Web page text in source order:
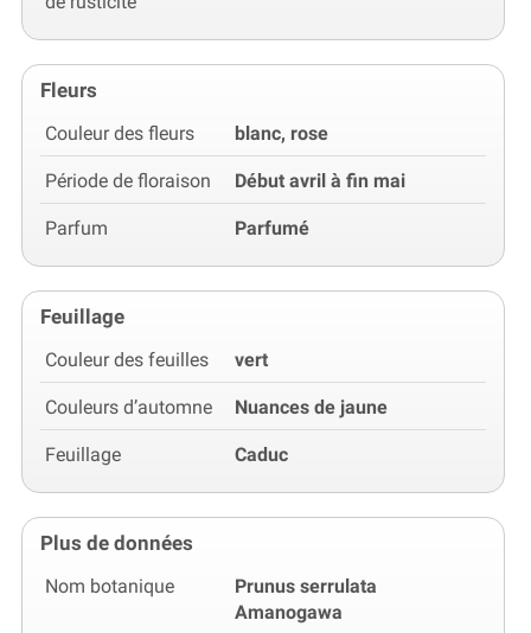
Fleurs
Couleur des fleurs blanc, rose
Période de floraison Début avril à fin mai
Parfum Parfumé
Feuillage
Couleur des feuilles vert
Couleurs d’automne Nuances de jaune
Feuillage Caduc
Plus de données
Nom botanique
Prunus serrulata
Amanogawa